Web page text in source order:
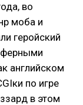
во
моба и
геройский
английском
по игре
в этом